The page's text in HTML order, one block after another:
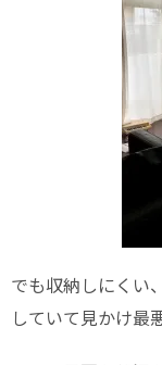
でも収納しにくい
していて見かけ最